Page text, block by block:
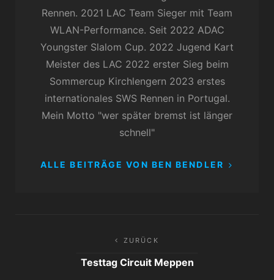
Rennen. 2021 LAC Team Sieger mit Team
WLAN-Performance. Seit 2022 ADAC
Youngster Slalom Cup. 2022 Jugend Kart
Meister des LAC 2022 erster Sieg beim
Sommercup Kirchlengern 2023 erstes
internationales SWS Rennen in Portugal.
Mein Motto "wer später bremst ist länger
schnell"
ALLE BEITRÄGE VON BEN BENDLER
ZURÜCK
Testtag Circuit Meppen